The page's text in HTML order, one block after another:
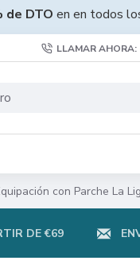
de DTO en en todos
LLAMAR
con Parche La
DE €69